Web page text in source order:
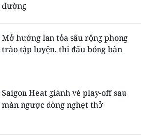
đường
Mở hướng lan tỏa sâu rộng phong
trào tập luyện, thi đấu bóng bàn
Saigon Heat giành vé play-off sau
màn ngược dòng nghẹt thở